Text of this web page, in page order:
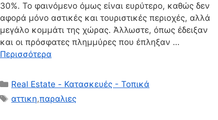
30%. Το φαινόμενο όμως είναι ευρύτερο, καθώς δεν
αφορά μόνο αστικές και τουριστικές περιοχές, αλλά
μεγάλο κομμάτι της χώρας. Άλλωστε, όπως έδειξαν
και οι πρόσφατες πλημμύρες που έπληξαν …
Περισσότερα
Κατηγορίες
Real Estate - Κατασκευές - Τοπικά
Ετικέτες
αττικη,παραλιες